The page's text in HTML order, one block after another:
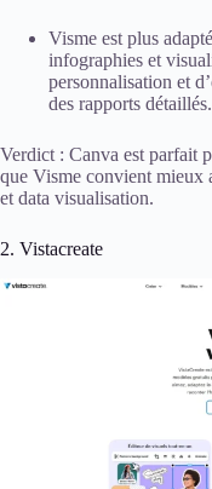
Visme est plus
infographies et
personnalisation et
des rapports détaillés.
Verdict : Canva est parfait
que Visme convient mieux
et data visualisation.
2. Vistacreate